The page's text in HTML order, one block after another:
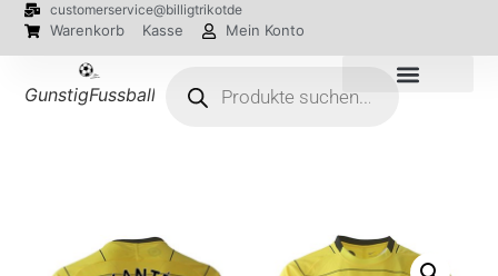
customerservice@billigtrikotde
Warenkorb Kasse Mein Konto
GunstigFussballTrikot